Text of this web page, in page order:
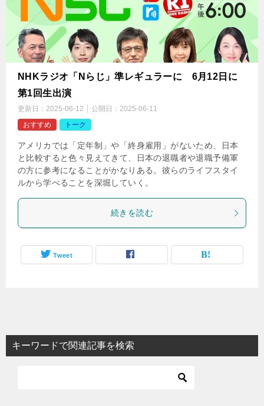
NHKラジオ「Nらじ」準レギュラーに 6月12日に
第1回生出演
更新日： 2025-06-12 公開日： 2025-06-11
おすすめ
トーク
アメリカでは「定年制」や「終身雇用」がないため、日本
と比較すると色々見えてきて、日本の退職者や退職予備軍
の方に参考になることがかなりある。彼らのライフスタイ
ルから学べることを深堀していく。
続きを読む
Tweet
キーワードで関連記事を検索